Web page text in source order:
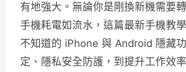
有地強大。無論你是剛換新機需要
手機耗電如流水，這篇最新手機教
不知道的 iPhone 與 Android 隱藏
定、隱私安全防護，到提升工作效